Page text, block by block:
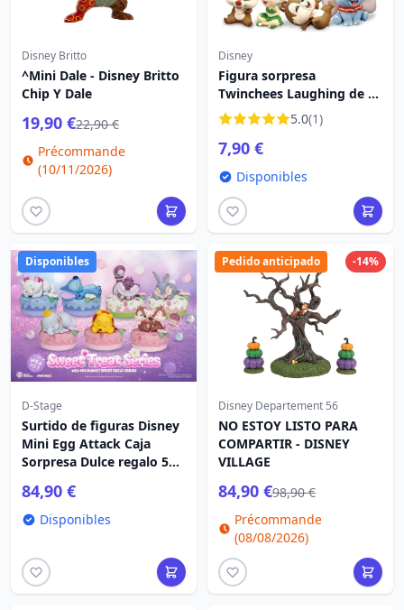
Disney Britto
^Mini Dale - Disney Britto
Chip Y Dale
19,90 €22,90 €
Précommande
(10/11/2026)
Disney
Figura sorpresa
Twinchees Laughing de 5
cm - Disney 5.0(1)
7,90 €
Disponibles
Disponibles
D-Stage
Surtido de figuras Disney
Mini Egg Attack Caja
Sorpresa Dulce regalo 5
84,90 €
Disponibles
-14%
Pedido anticipado
Disney Departement 56
NO ESTOY LISTO PARA
COMPARTIR - DISNEY
VILLAGE
84,90 €98,90 €
Précommande
(08/08/2026)